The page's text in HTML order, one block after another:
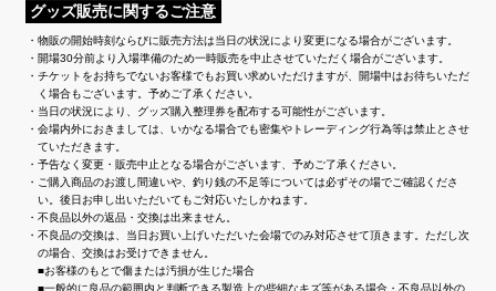
グッズ販売に関するご注意
物販の開始時刻ならびに販売方法は当日の状況により変更になる場合がございます。
開場30分前より入場準備のため一時販売を中止させていただく場合がございます。
チケットをお持ちでないお客様でもお買い求めいただけますが、開場中はお待ちいただ
く場合もございます。予めご了承ください。
当日の状況により、グッズ購入整理券を配布する可能性がございます。
会場内外におきましては、いかなる場合でも密集やトレーディング行為等は禁止とさせ
ていただきます。
予告なく変更・販売中止となる場合がございます、予めご了承ください。
ご購入商品のお渡し間違いや、釣り銭の不足等については必ずその場でご確認くださ
い。後日お申し出いただいてもご対応いたしかねます。
不良品以外の返品・交換は出来ません。
不良品の交換は、当日お買い上げいただいた会場でのみ対応させて頂きます。ただし次
の場合、交換はお受けできません。
■お客様のもとで傷または汚損が生じた場合
■一般的に良品の範囲内と判断できる製造上の些細なキズ等がある場合・不良品以外の